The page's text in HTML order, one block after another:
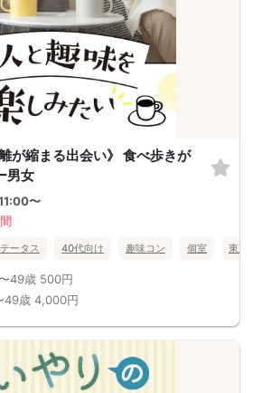
が縮まる出会い》 食べ歩きが
男女
〜
ータス 40代向け 趣味コン 個室 東京
49歳 500円
49歳 4,000円